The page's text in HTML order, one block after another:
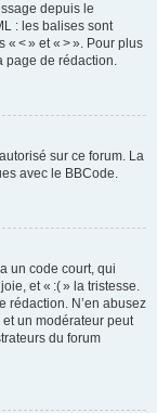
depuis le
: les balises sont
« < » et « > ». Pour plus
page de rédaction.
sur ce forum. La
avec le BBCode.
un code court, qui
et « :( » la tristesse.
rédaction. N’en abusez
un modérateur peut
du forum